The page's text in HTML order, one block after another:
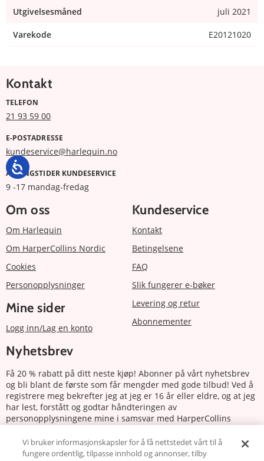
Utgivelsesmåned juli 2021
Varekode E20121020
Kontakt
TELEFON
21 93 59 00
E-POSTADRESSE
kundeservice@harlequin.no
ÅPNINGSTIDER KUNDESERVICE
9 -17 mandag-fredag
Om oss
Om Harlequin
Om HarperCollins Nordic
Cookies
Personopplysninger
Mine sider
Logg inn/Lag en konto
Kundeservice
Kontakt
Betingelsene
FAQ
Slik fungerer e-bøker
Levering og retur
Abonnementer
Nyhetsbrev
Få 20 % rabatt på ditt neste kjøp! Abonner på vårt nyhetsbrev
og bli blant de første som får mengder med gode tilbud! Ved å
registrere meg bekrefter jeg at jeg er 16 år eller eldre, og at jeg
har lest, forstått og godtar håndteringen av
personopplysningene mine i samsvar med HarperCollins
Abonnere
Vi bruker informasjonskapsler for å få nettstedet vårt til å
fungere ordentlig, tilpasse innhold og annonser, tilby